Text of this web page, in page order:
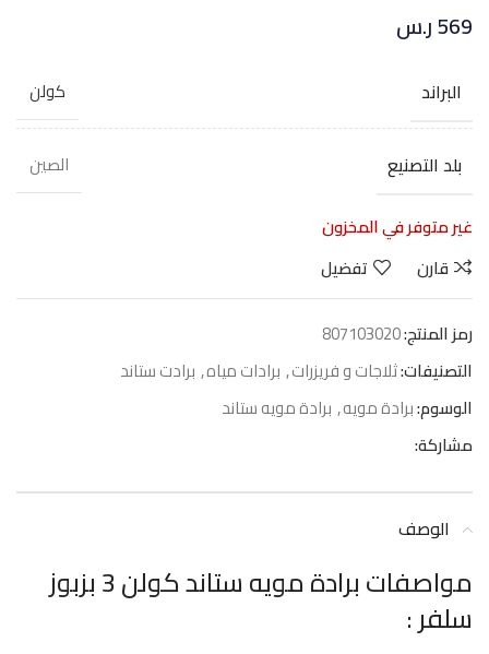
569ر.س
البراند كولن
بلد التصنيع
الصين
غير متوفر في المخزون
قارن
تفضيل
رمز المنتج:807103020
التصنيفات:ثلاجات و فريزرات, برادات مياه, برادت ستاند
الوسوم:برادة مويه, برادة مويه ستاند
مشاركة:
الوصف
مواصفات برادة مويه ستاند كولن 3 بزبوز
سلفر :